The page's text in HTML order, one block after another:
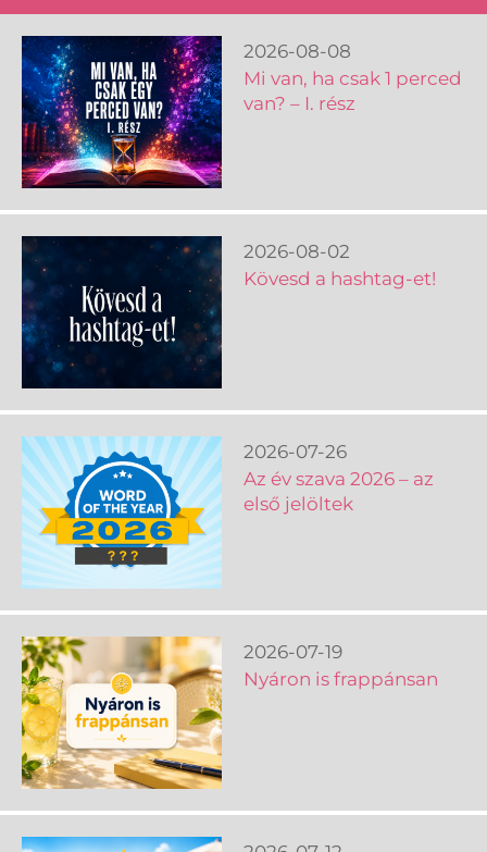
2026-08-08
Mi van, ha csak 1 perced
van? – I. rész
2026-08-02
Kövesd a hashtag-et!
2026-07-26
Az év szava 2026 – az
első jelöltek
2026-07-19
Nyáron is frappánsan